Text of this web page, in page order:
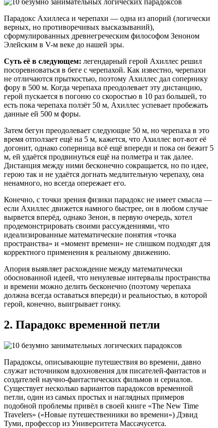
Парадокс Ахиллеса и черепахи — одна из апорий (логически
верных, но противоречивых высказываний),
сформулированных древнегреческим философом Зеноном
Элейским в V-м веке до нашей эры.
Суть её в следующем: легендарный герой Ахиллес решил
посоревноваться в беге с черепахой. Как известно, черепахи
не отличаются прыткостью, поэтому Ахиллес дал сопернику
фору в 500 м. Когда черепаха преодолевает эту дистанцию,
герой пускается в погоню со скоростью в 10 раз большей, то
есть пока черепаха ползёт 50 м, Ахиллес успевает пробежать
данные ей 500 м форы.
Затем бегун преодолевает следующие 50 м, но черепаха в это
время отползает ещё на 5 м, кажется, что Ахиллес вот-вот её
догонит, однако соперница всё ещё впереди и пока он бежит 5
м, ей удаётся продвинуться ещё на полметра и так далее.
Дистанция между ними бесконечно сокращается, но по идее,
герою так и не удаётся догнать медлительную черепаху, она
ненамного, но всегда опережает его.
Конечно, с точки зрения физики парадокс не имеет смысла —
если Ахиллес движется намного быстрее, он в любом случае
вырвется вперёд, однако Зенон, в первую очередь, хотел
продемонстрировать своими рассуждениями, что
идеализированные математические понятия «точка
пространства» и «момент времени» не слишком подходят для
корректного применения к реальному движению.
Апория выявляет расхождение между математически
обоснованной идеей, что ненулевые интервалы пространства
и времени можно делить бесконечно (поэтому черепаха
должна всегда оставаться впереди) и реальностью, в которой
герой, конечно, выигрывает гонку.
2. Парадокс временной петли
Парадоксы, описывающие путешествия во времени, давно
служат источником вдохновения для писателей-фантастов и
создателей научно-фантастических фильмов и сериалов.
Существует несколько вариантов парадоксов временной
петли, один из самых простых и наглядных примеров
подобной проблемы привёл в своей книге «The New Time
Travelers» («Новые путешественники во времени») Дэвид
Туми, профессор из Университета Массачусетса.